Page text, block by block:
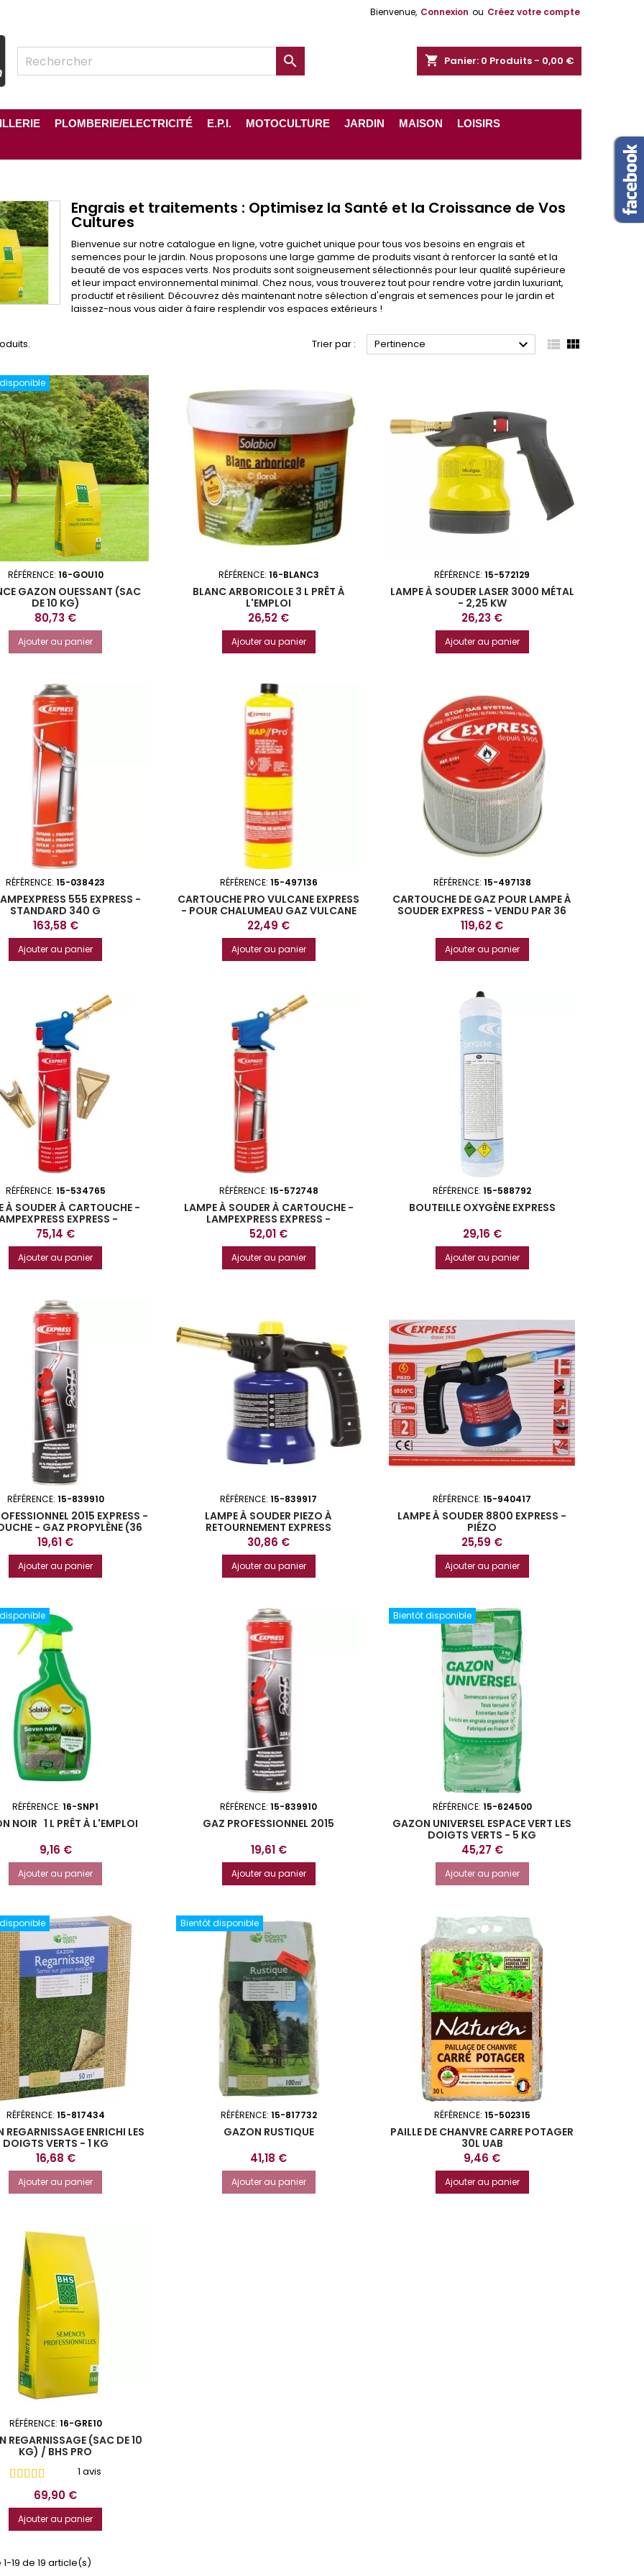
Bienvenue, Connexion ou Créez votre compte
shopping_cart Panier: 0 Produits - 0,00 €

PLOMBERIE/ELECTRICITÉ E.P.I. MOTOCULTURE JARDIN MAISON
LOISIRS
Engrais et traitements : Optimisez la Santé et la Croissance de Vos
Cultures
Bienvenue sur notre catalogue en ligne, votre guichet unique pour tous vos besoins en engrais et
semences pour le jardin. Nous proposons une large gamme de produits visant à renforcer la santé et la
beauté de vos espaces verts. Nos produits sont soigneusement sélectionnés pour leur qualité supérieure
et leur impact environnemental minimal. Chez nous, vous trouverez tout pour rendre votre jardin luxuriant,
productif et résilient. Découvrez dès maintenant notre sélection d'engrais et semences pour le jardin et
laissez-nous vous aider à faire resplendir vos espaces extérieurs !
Trier par : Pertinence   
RÉFÉRENCE: 16-GOU10
GAZON OUESSANT (SAC
DE 10 KG)
Prix
80,73 €
Ajouter au panier
RÉFÉRENCE: 16-BLANC3
BLANC ARBORICOLE 3 L PRÊT À
L'EMPLOI
Prix
26,52 €
Ajouter au panier
RÉFÉRENCE:15-572129
LAMPE À SOUDER LASER 3000 MÉTAL
- 2,25 KW
Prix
26,23 €
Ajouter au panier
RÉFÉRENCE:15-038423
555 EXPRESS -
STANDARD 340 G
Prix
163,58 €
Ajouter au panier
RÉFÉRENCE: 15-497136
CARTOUCHE PRO VULCANE EXPRESS
- POUR CHALUMEAU GAZ VULCANE
EXPRESS
Prix
22,49 €
Ajouter au panier
RÉFÉRENCE: 15-497138
CARTOUCHE DE GAZ POUR LAMPE À
SOUDER EXPRESS - VENDU PAR 36
Prix
119,62 €
Ajouter au panier
RÉFÉRENCE: 15-534765
À SOUDER À CARTOUCHE -
EXPRESS -
EQUIPEMENT HAUTES
- MULTIFONCTIONS
Prix
75,14 €
Ajouter au panier
RÉFÉRENCE: 15-572748
LAMPE À SOUDER À CARTOUCHE -
LAMPEXPRESS EXPRESS -
EQUIPEMENT DE BASE MULTI-USAGES
- CLASSIQUE
Prix
52,01 €
Ajouter au panier
RÉFÉRENCE:15-588792
BOUTEILLE OXYGÈNE EXPRESS
Prix
29,16 €
Ajouter au panier
RÉFÉRENCE: 15-839910
2015 EXPRESS -
- GAZ PROPYLÈNE (36
%) + BUTANE + PROPANE
Prix
19,61 €
Ajouter au panier
RÉFÉRENCE:15-839917
LAMPE À SOUDER PIEZO À
RETOURNEMENT EXPRESS
Prix
30,86 €
Ajouter au panier
RÉFÉRENCE:15-940417
LAMPE À SOUDER 8800 EXPRESS -
PIÉZO
Prix
25,59 €
Ajouter au panier
RÉFÉRENCE:16-SNP1
NOIR 1 L PRÊT À L'EMPLOI
Prix
9,16 €
Ajouter au panier
RÉFÉRENCE:15-839910
GAZ PROFESSIONNEL 2015
Prix
19,61 €
Ajouter au panier
Bientôt disponible
RÉFÉRENCE: 15-624500
GAZON UNIVERSEL ESPACE VERT LES
DOIGTS VERTS - 5 KG
Prix
45,27 €
Ajouter au panier
RÉFÉRENCE: 15-817434
REGARNISSAGE ENRICHI LES
DOIGTS VERTS - 1 KG
Prix
16,68 €
Ajouter au panier
Bientôt disponible
RÉFÉRENCE: 15-817732
GAZON RUSTIQUE
Prix
41,18 €
Ajouter au panier
RÉFÉRENCE: 15-502315
PAILLE DE CHANVRE CARRE POTAGER
30L UAB
Prix
9,46 €
Ajouter au panier
RÉFÉRENCE: 16-GRE10
REGARNISSAGE (SAC DE 10
KG) / BHS PRO
1 avis
Prix
69,90 €
Ajouter au panier
19 de 19 article(s)